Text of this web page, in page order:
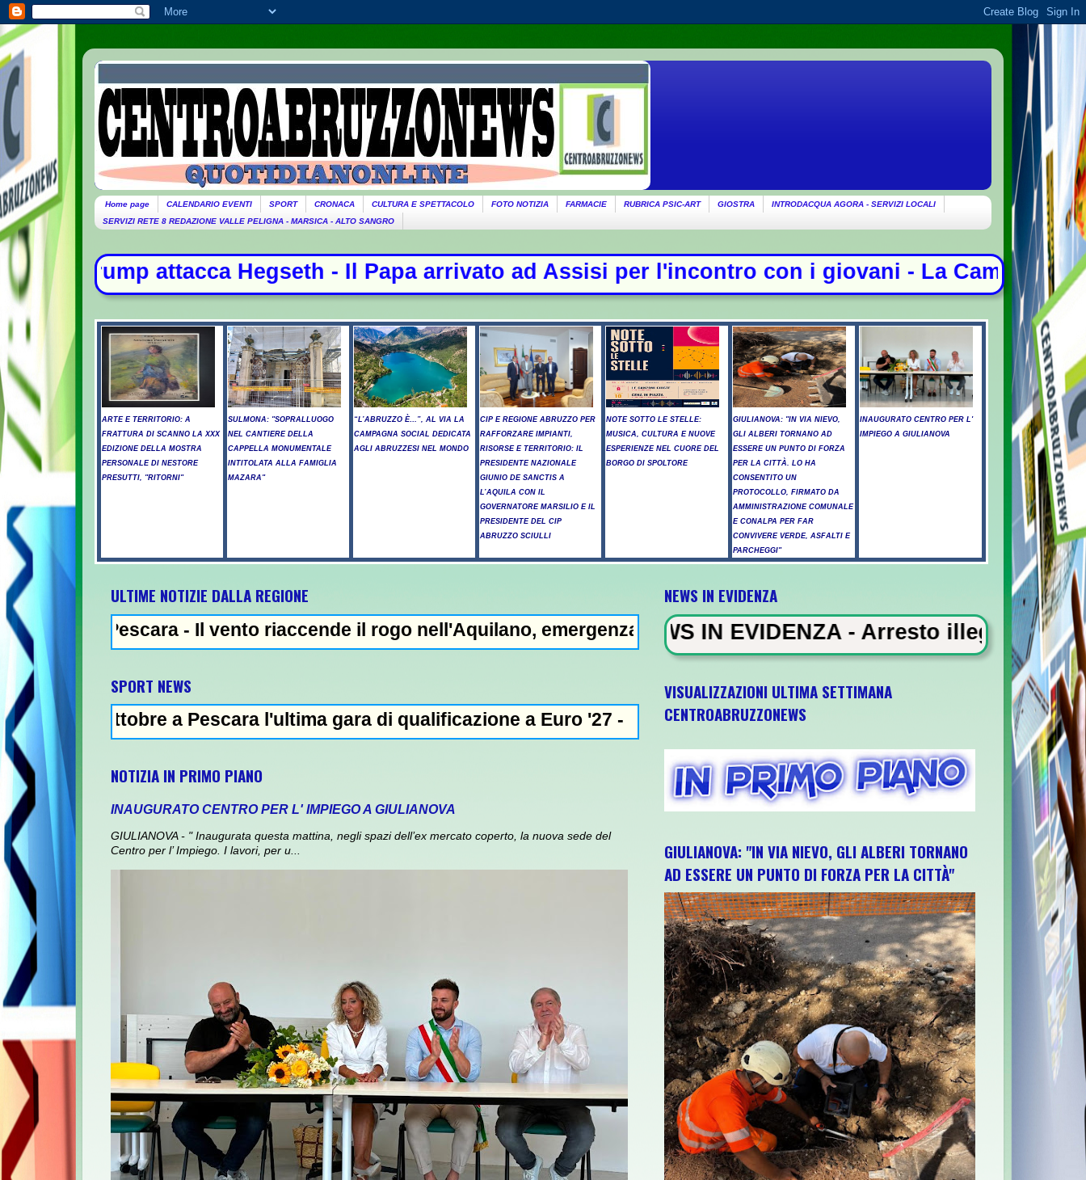
Home page CALENDARIO EVENTI SPORT CRONACA CULTURA E SPETTACOLO FOTO NOTIZIA FARMACIE RUBRICA PSIC-ART GIOSTRA
INTRODACQUA AGORA - SERVIZI LOCALI
SERVIZI RETE 8 REDAZIONE VALLE PELIGNA - MARSICA - ALTO SANGRO
Hegseth - Il Papa arrivato ad Assisi per l'incontro con i giovani - La Camera nega l'acquisizione
ARTE E TERRITORIO: A
FRATTURA DI SCANNO LA XXX
EDIZIONE DELLA MOSTRA
PERSONALE DI NESTORE
PRESUTTI, "RITORNI"
SULMONA: "SOPRALLUOGO
NEL CANTIERE DELLA
CAPPELLA MONUMENTALE
INTITOLATA ALLA FAMIGLIA
MAZARA"
“L’ABRUZZO È…”, AL VIA LA
CAMPAGNA SOCIAL DEDICATA
AGLI ABRUZZESI NEL MONDO
CIP E REGIONE ABRUZZO PER
RAFFORZARE IMPIANTI,
RISORSE E TERRITORIO: IL
PRESIDENTE NAZIONALE
GIUNIO DE SANCTIS A
L’AQUILA CON IL
GOVERNATORE MARSILIO E IL
PRESIDENTE DEL CIP
ABRUZZO SCIULLI
NOTE SOTTO LE STELLE:
MUSICA, CULTURA E NUOVE
ESPERIENZE NEL CUORE DEL
BORGO DI SPOLTORE
GIULIANOVA: "IN VIA NIEVO,
GLI ALBERI TORNANO AD
ESSERE UN PUNTO DI FORZA
PER LA CITTÀ. LO HA
CONSENTITO UN
PROTOCOLLO, FIRMATO DA
AMMINISTRAZIONE COMUNALE
E CONALPA PER FAR
CONVIVERE VERDE, ASFALTI E
PARCHEGGI"
INAUGURATO CENTRO PER L'
IMPIEGO A GIULIANOVA
ULTIME NOTIZIE DALLA REGIONE
- Il vento riaccende il rogo nell'Aquilano, emergenza in Abruzzo -
SPORT NEWS
a Pescara l'ultima gara di qualificazione a Euro '27 -
NOTIZIA IN PRIMO PIANO
INAUGURATO CENTRO PER L' IMPIEGO A GIULIANOVA
GIULIANOVA - " Inaugurata questa mattina, negli spazi dell’ex mercato coperto, la nuova sede del
Centro per l’ Impiego. I lavori, per u...
NEWS IN EVIDENZA
NEWS IN EVIDENZA - Arresto illegale e peculato, in
VISUALIZZAZIONI ULTIMA SETTIMANA
CENTROABRUZZONEWS
GIULIANOVA: "IN VIA NIEVO, GLI ALBERI TORNANO
AD ESSERE UN PUNTO DI FORZA PER LA CITTÀ"